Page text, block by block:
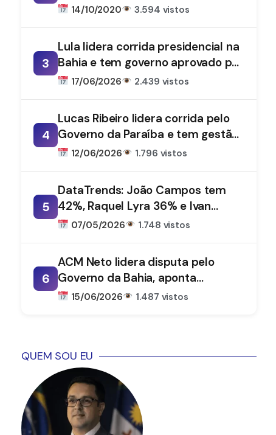
14/10/2020 3.594 vistos
3
Lula lidera corrida presidencial na
Bahia e tem governo aprovado por
61%, aponta DataTrends
17/06/2026 2.439 vistos
4
Lucas Ribeiro lidera corrida pelo
Governo da Paraíba e tem gestão
aprovada por 66%, aponta
12/06/2026 1.796 vistos
5
DataTrends: João Campos tem
42%, Raquel Lyra 36% e Ivan
Moraes 1%
07/05/2026 1.748 vistos
6
ACM Neto lidera disputa pelo
Governo da Bahia, aponta
DataTrends
15/06/2026 1.487 vistos
QUEM SOU EU